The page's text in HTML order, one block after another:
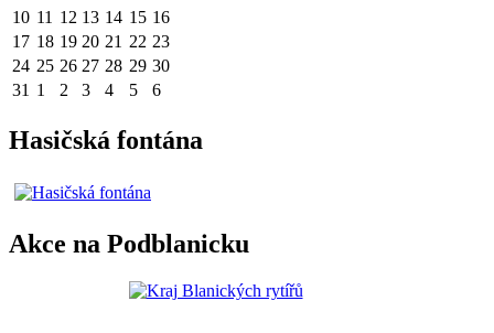
10 11 12 13 14 15 16
17 18 19 20 21 22 23
24 25 26 27 28 29 30
31 1 2 3 4 5 6
Hasičská fontána
Akce na Podblanicku